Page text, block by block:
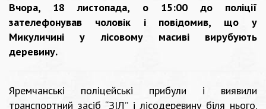
Вчора, 18 листопада, о 15:00 до поліції
зателефонував чоловік і повідомив, що у
Микуличині у лісовому масиві вирубують
деревину.
Яремчанські поліцейські прибули і виявили
транспортний засіб “ЗІЛ” і лісодеревину біля нього.